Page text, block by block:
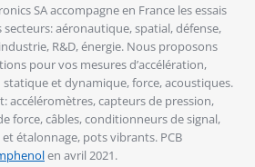
SA accompagne en France les essais
aéronautique, spatial, défense,
R&D, énergie. Nous proposons
pour vos mesures d’accélération,
et dynamique, force, acoustiques.
accéléromètres, capteurs de pression,
force, câbles, conditionneurs de signal,
étalonnage, pots vibrants. PCB
en avril 2021.